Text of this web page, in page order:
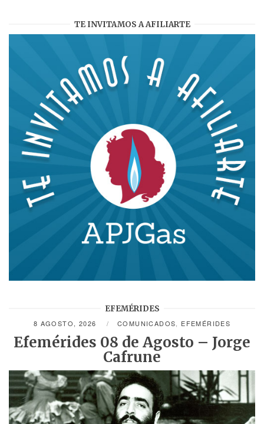
TE INVITAMOS A AFILIARTE
EFEMÉRIDES
8 AGOSTO, 2026 COMUNICADOS EFEMÉRIDES
Efemérides 08 de Agosto – Jorge
Cafrune